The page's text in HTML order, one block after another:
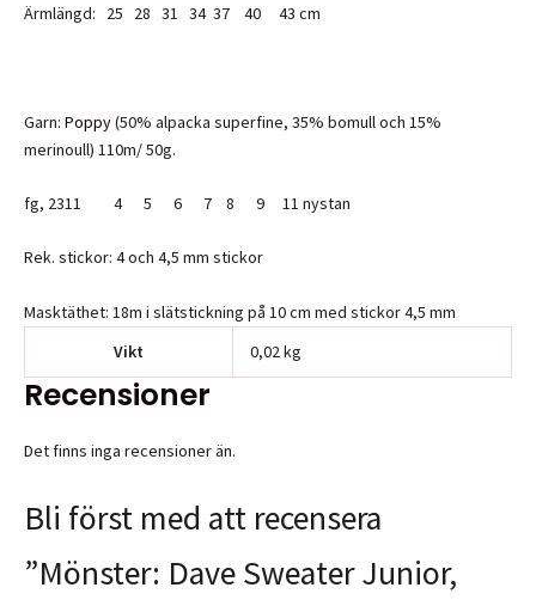
Ärmlängd: 25 28 31 34 37 40 43 cm
Garn: Poppy(50% alpacka superfine, 35% bomull och 15%
merinoull) 110m/ 50g.
fg, 2311 4 5 6 7 8 9 11 nystan
Rek. stickor: 4 och 4,5 mm stickor
Masktäthet: 18m i slätstickning på 10 cm med stickor 4,5 mm
Vikt
0,02 kg
Recensioner
Det finns inga recensioner än.
Bli först med att recensera
”Mönster: Dave Sweater Junior,